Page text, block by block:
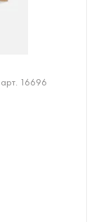
арт. 16696